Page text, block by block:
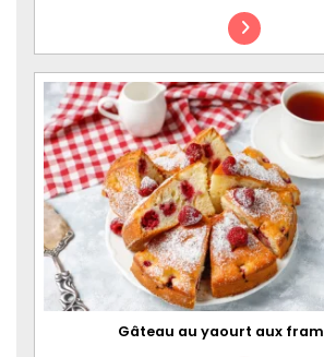
Gâteau au yaourt aux